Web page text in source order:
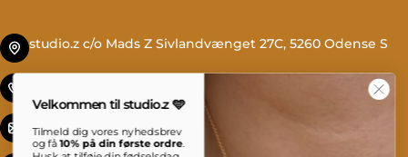
studio.z c/o Mads Z Sivlandvænget 27C, 5260 Odense S
info@studioz.dk
Velkommen til studio.z 🩵
Tilmeld dig vores nyhedsbrev
og få10% på din første ordre.